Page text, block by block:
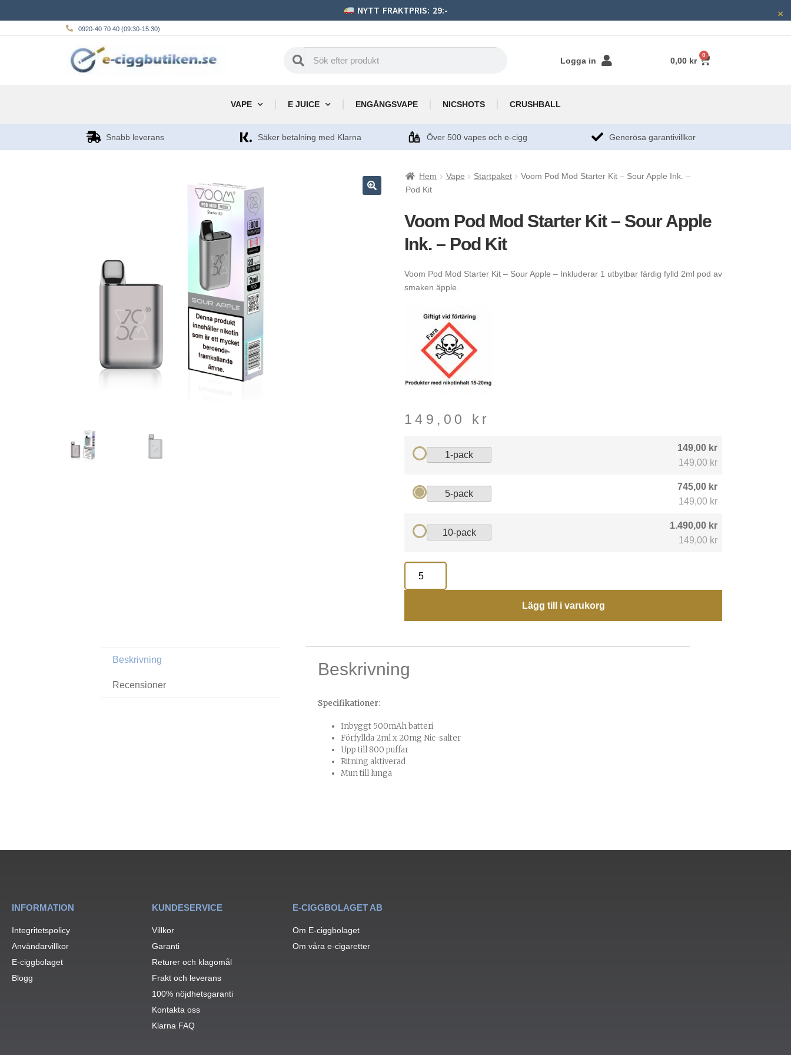
NYTT FRAKTPRIS: 29:- ×
0920-40 70 40 (09:30-15:30)
Logga in 0,00 kr
0
VAPE E JUICE ENGÅNGSVAPE NICSHOTS CRUSHBALL
Snabb leverans Säker betalning med Klarna Över 500 vapes och e-cigg Generösa garantivillkor​
Hem Vape Startpaket
Voom Pod Mod Starter Kit – Sour Apple Ink. –
Pod Kit
Voom Pod Mod Starter Kit – Sour Apple
Ink. – Pod Kit
Voom Pod Mod Starter Kit – Sour Apple – Inkluderar 1 utbytbar färdig fylld 2ml pod av
smaken äpple.
149,00 kr
1-pack
149,00 kr
149,00 kr
5-pack
745,00 kr
149,00 kr
10-pack
1.490,00 kr
149,00 kr
Lägg till i varukorg
Beskrivning
Recensioner
Beskrivning
Specifikationer:
Inbyggt 500mAh batteri
Förfyllda 2ml x 20mg Nic-salter
Upp till 800 puffar
Ritning aktiverad
Mun till lunga
INFORMATION
Integritetspolicy
Användarvillkor
E-ciggbolaget
Blogg
KUNDESERVICE
Villkor
Garanti
Returer och klagomål
Frakt och leverans
100% nöjdhetsgaranti
Kontakta oss
Klarna FAQ
E-CIGGBOLAGET AB
Om E-ciggbolaget
Om våra e-cigaretter